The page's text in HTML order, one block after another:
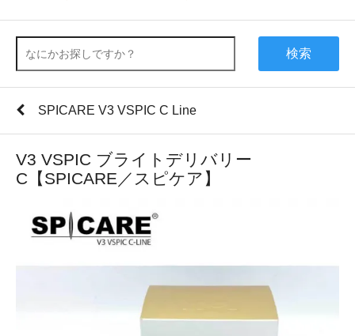
検索
SPICARE V3 VSPIC C Line
V3 VSPIC ブライトデリバリー
C【SPICARE／スピケア】